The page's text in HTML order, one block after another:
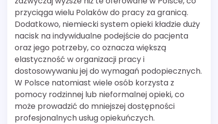
przyciąga wielu Polaków do pracy za granicą.
Dodatkowo, niemiecki system opieki kładzie duży
nacisk na indywidualne podejście do pacjenta
oraz jego potrzeby, co oznacza większą
elastyczność w organizacji pracy i
dostosowywaniu jej do wymagań podopiecznych.
W Polsce natomiast wiele osób korzysta z
pomocy rodzinnej lub nieformalnej opieki, co
może prowadzić do mniejszej dostępności
profesjonalnych usług opiekuńczych.